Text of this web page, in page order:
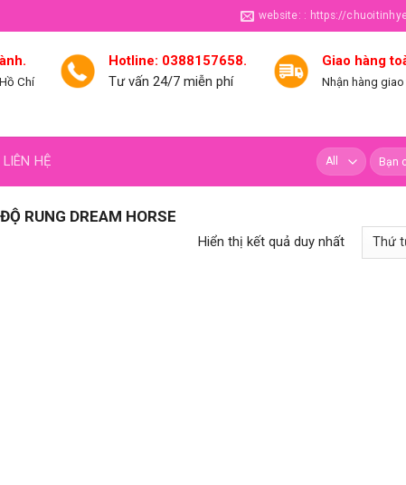
website: : https://
Chí
Hotline: 0388157658.
Tư vấn 24/7 miễn phí
Giao hàng
Nhận hàng giao
LIÊN HỆ
RUNG DREAM HORSE
Hiển thị kết quả duy nhất